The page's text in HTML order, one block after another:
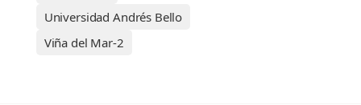
Universidad Andrés Bello
Viña del Mar-2